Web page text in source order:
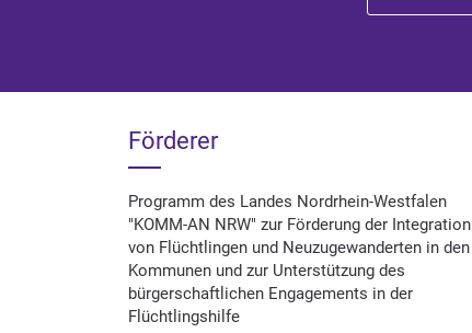
Förderer
Programm des Landes Nordrhein-Westfalen
"KOMM-AN NRW" zur Förderung der Integration
von Flüchtlingen und Neuzugewanderten in den
Kommunen und zur Unterstützung des
bürgerschaftlichen Engagements in der
Flüchtlingshilfe